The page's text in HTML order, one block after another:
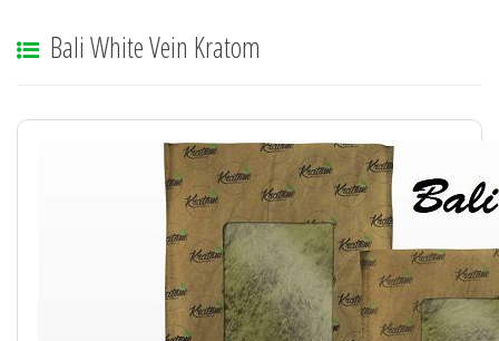
Bali White Vein Kratom